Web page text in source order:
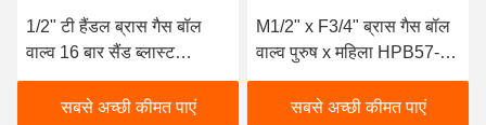
1/2" टी हैंडल ब्रास गैस बॉल
वाल्व 16 बार सैंड ब्लास्ट
प्रोसेसिंग
सबसे अच्छी कीमत पाएं
M1/2" x F3/4" ब्रास गैस बॉल
वाल्व पुरुष x महिला HPB57-3
Max.8bar
सबसे अच्छी कीमत पाएं